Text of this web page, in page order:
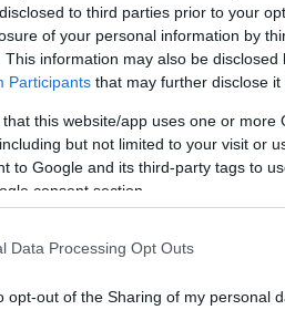
to third parties prior to your
of your personal information by
This information may also be
Participants that may further disclose
that this website/app uses one or
but not limited to your visit or
to Google and its third-party tags to
consent section.
Data Processing Opt Outs
opt-out of the Sharing of my personal
híres Miley Cyrus és
összeborulások) után nem verik
elárulták, hogy csak azután
is áldásukat adták a frigyre. Erre
nem nagyon tetszett Cyrus